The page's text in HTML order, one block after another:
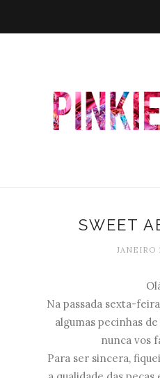
SWEET
JANEIRO
Na passada sexta-
algumas pecinhas
nunca vos
Para ser sincera,